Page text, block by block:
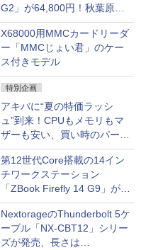
G2」が64,800円！秋葉原で
中古PCセール
X68000用MMCカードリーダ
ー「MMCじょい君」のケー
ス付きモデル
特別企画
アキバに“夏の特価ラッシ
ュ”到来！CPUもメモリもマ
ザーも安い、買い時のパーツ
は？【8月7日(金)22時配信】
第12世代Core搭載の14イン
チワークステーション
「ZBook Firefly 14 G9」が
79,800円！秋葉原で中古PC
セール
NextorageのThunderbolt 5ケ
ーブル「NX-CBT12」シリー
ズが発売、長さは